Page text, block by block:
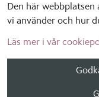
Den här webbplatsen
vi använder och hur
Läs mer i vår
SOCIALA